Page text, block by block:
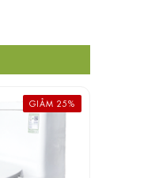
GIẢM 25%